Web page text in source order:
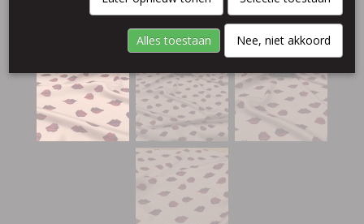
Alles toestaan Nee, niet akkoord